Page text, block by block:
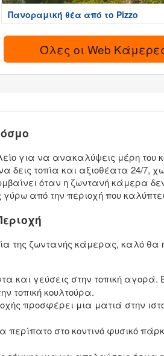
Πανοραμική θέα από το Pizzo
Όλες οι Web
για να ανακαλύψεις μέρη του
δεις τοπία και αξιοθέατα 24/7,
όταν η ζωντανή κάμερα
από την περιοχή που
της ζωντανής κάμερας, καλό
και γεύσεις στην τοπική
τοπική κουλτούρα.
προσφέρει μια ματιά στην
περίπατο στο κοντινό φυσικό